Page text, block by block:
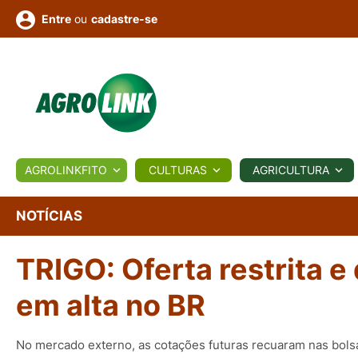
BIOLÓGICOS COTAÇÕES NOTÍCIAS
Conversor Colunistas Eventos
Fotos
e
Vídeos
Entre ou cadastre-se
AGROLINKFITO CULTURAS AGRICULTURA
NOTÍCIAS
TRIGO: Oferta restrita
em alta no BR
No mercado externo, as cotações futuras recuaram nas